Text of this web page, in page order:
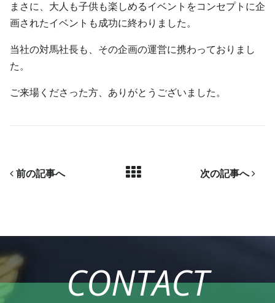
まさに、大人も子供も楽しめるイベントをコンセプトに企
画されたイベントも成功に終わりました。
当社の対馬社長も、その企画の運営に携わっておりまし
た。
ご来場くださった方、ありがとうございました。
前の記事へ 次の記事へ
CONTACT